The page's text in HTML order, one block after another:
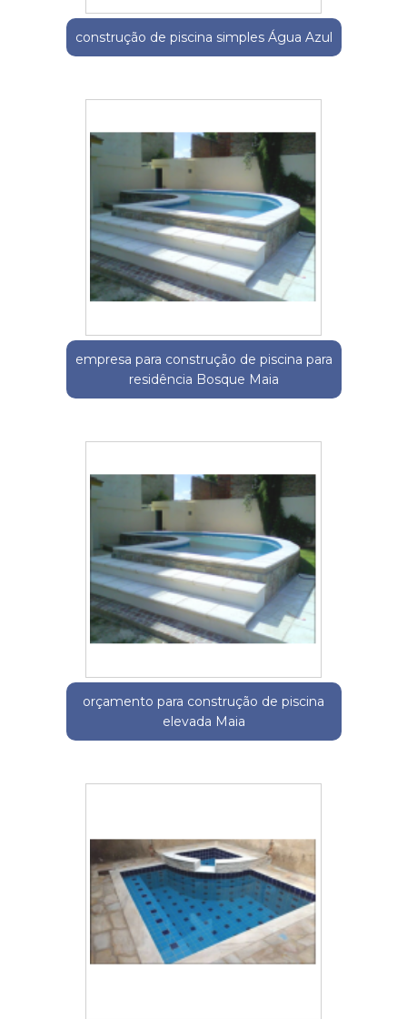
construção de piscina simples Água Azul
empresa para construção de piscina para
residência Bosque Maia
orçamento para construção de piscina
elevada Maia